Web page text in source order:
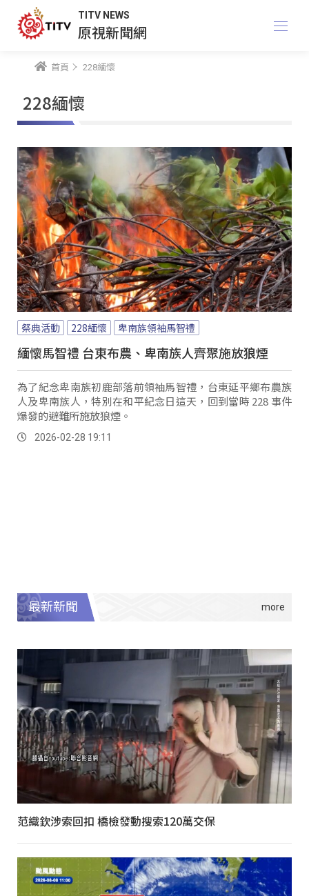
TITV NEWS
原視新聞網
首頁 228緬懷
228緬懷
祭典活動 228緬懷 卑南族領袖馬智禮
緬懷馬智禮 台東布農、卑南族人齊聚施放狼煙
為了紀念卑南族初鹿部落前領袖馬智禮，台東延平鄉布農族
人及卑南族人，特別在和平紀念日這天，回到當時 228 事件
爆發的避難所施放狼煙。
2026-02-28 19:11
最新新聞
范織欽涉索回扣 橋檢發動搜索120萬交保